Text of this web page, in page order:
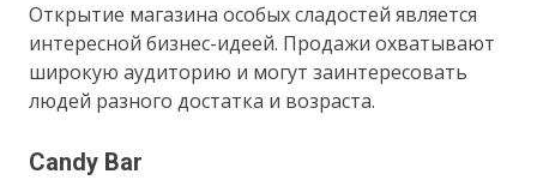
Открытие магазина особых сладостей является
интересной бизнес-идеей. Продажи охватывают
широкую аудиторию и могут заинтересовать
людей разного достатка и возраста.
Candy Bar